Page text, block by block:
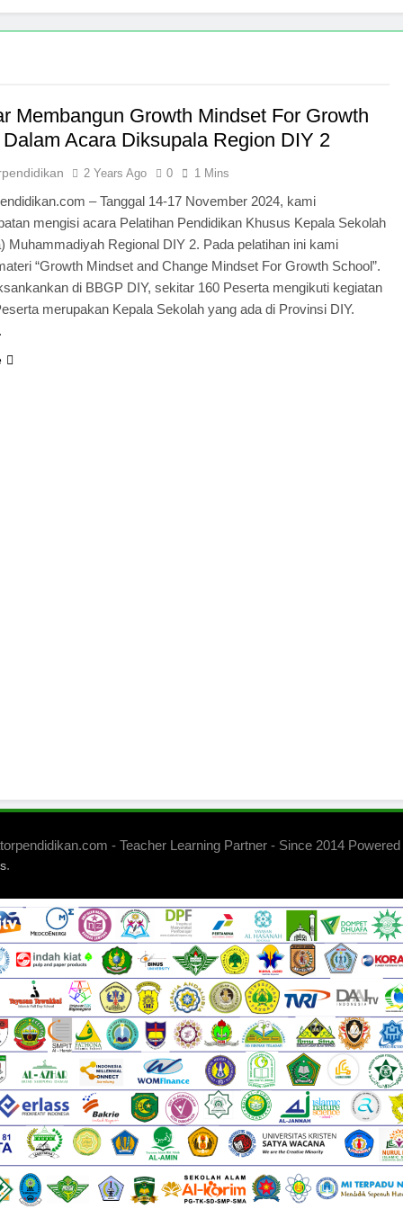
Masa Kecil: Kisah Namin AB Ibnu Solihin Membesarkan
AB Ibnu Solihin Untuk Poster 2026
Membangun Growth Mindset For Growth
Acara Diksupala Region DIY 2
2 Years Ago 0 1 Mins
– Tanggal 14-17 November 2024, kami
mengisi acara Pelatihan Pendidikan Khusus Kepala Sekolah
Muhammadiyah Regional DIY 2. Pada pelatihan ini kami
“Growth Mindset and Change Mindset For Growth School”.
di BBGP DIY, sekitar 160 Peserta mengikuti kegiatan
merupakan Kepala Sekolah yang ada di Provinsi DIY.
- Teacher Learning Partner - Since 2014
.